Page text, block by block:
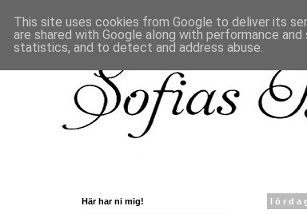
Här har ni mig!
This site uses cookies from Google to deliver its
are shared with Google along with performance
statistics, and to detect and address abuse.